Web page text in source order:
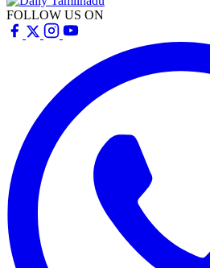
FOLLOW US ON